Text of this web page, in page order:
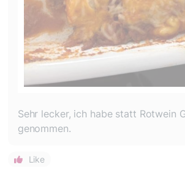
Sehr lecker, ich habe statt Rotwein
genommen.
Like